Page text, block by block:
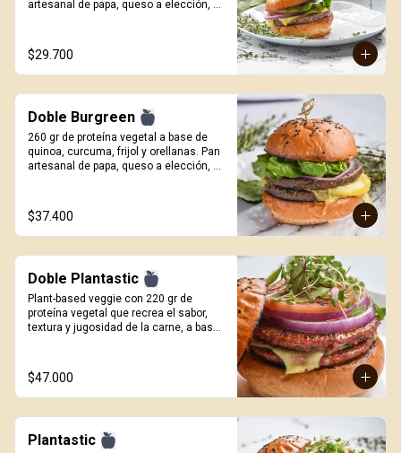
artesanal de papa, queso a elección,
$29.700
Doble Burgreen
260 gr de proteína vegetal a base de
quinoa, curcuma, frijol y orellanas. Pan
artesanal de papa, queso a elección,
$37.400
Doble Plantastic
Plant-based veggie con 220 gr de
proteína vegetal que recrea el sabor,
textura y jugosidad de la carne, a base
artesanal de papa, queso a elección,
germinados de remolacha, cebolla
morada, tomate y salsa Craft. Incluye
porción de papas.
$47.000
Plantastic